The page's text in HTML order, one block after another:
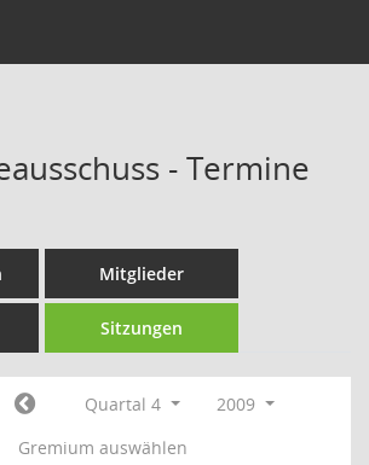
- Termine
Mitglieder
Sitzungen
Quartal 4
2009
Gremium auswählen